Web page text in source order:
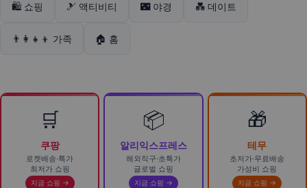
🛍️ 쇼핑 🎿 액티비티 🌃 야경 💑 데이트
👨‍👩‍👧‍👦 가족 🏠 홈
🛒
쿠팡
로켓배송·특가
최저가 쇼핑
지금 쇼핑 →
📦
알리익스프레스
해외직구·초특가
글로벌 쇼핑
지금 쇼핑 →
🎁
테무
초저가·무료배송
가성비 쇼핑
지금 쇼핑 →